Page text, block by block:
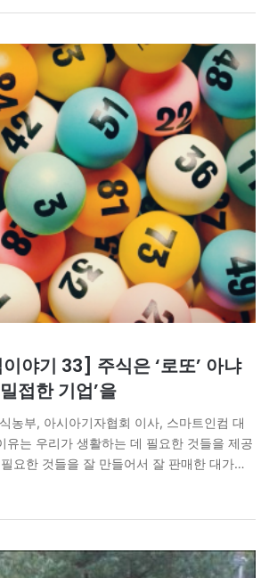
코로나사태로 어려운 상황이지만, 이럴 때일
야기 33] 주식은 ‘로또’ 아냐
밀접한 기업’을
농부, 아시아기자협회 이사, 스마트인컴 대
유는 우리가 생활하는 데 필요한 것들을 제공
요한 것들을 잘 만들어서 잘 판매한 대가다.
점 줄어들고 있다면 투자하기 좋은 기업이 아
쁘고 성능이 뛰어난 무선호출기를 만들어봐